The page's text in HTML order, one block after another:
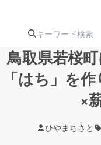
注
鳥取県若桜
「はち」を
×
ひやまちさと